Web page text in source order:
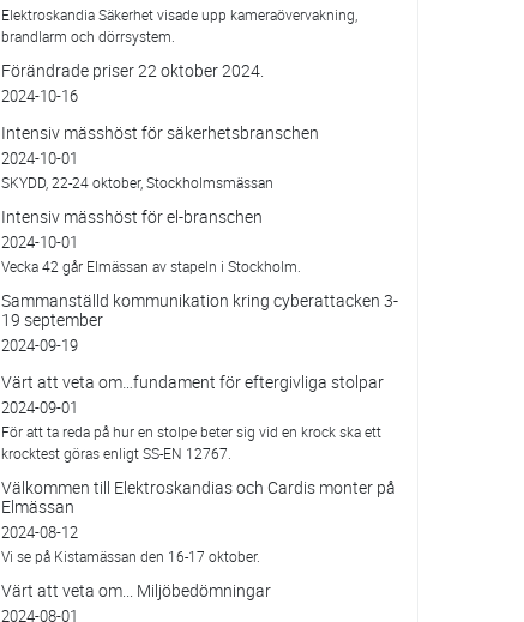
Elektroskandia Säkerhet visade upp kameraövervakning,
brandlarm och dörrsystem.
Förändrade priser 22 oktober 2024.
2024-10-16
Intensiv mässhöst för säkerhetsbranschen
2024-10-01
SKYDD, 22-24 oktober, Stockholmsmässan
Intensiv mässhöst för el-branschen
2024-10-01
Vecka 42 går Elmässan av stapeln i Stockholm.
Sammanställd kommunikation kring cyberattacken 3-
19 september
2024-09-19
Värt att veta om…fundament för eftergivliga stolpar
2024-09-01
För att ta reda på hur en stolpe beter sig vid en krock ska ett
krocktest göras enligt SS-EN 12767.
Välkommen till Elektroskandias och Cardis monter på
Elmässan
2024-08-12
Vi se på Kistamässan den 16-17 oktober.
Värt att veta om... Miljöbedömningar
2024-08-01